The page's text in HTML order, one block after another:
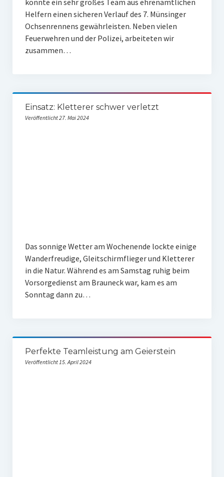
Helfern einen sicheren Verlauf des 7. Münsinger
Ochsenrennens gewährleisten. Neben vielen
Feuerwehren und der Polizei, arbeiteten wir
zusammen…
Einsatz: Kletterer schwer verletzt
Veröffentlicht 27. Mai 2024
Das sonnige Wetter am Wochenende lockte einige
Wanderfreudige, Gleitschirmflieger und Kletterer
in die Natur. Während es am Samstag ruhig beim
Vorsorgedienst am Brauneck war, kam es am
Sonntag dann zu…
Perfekte Teamleistung am Geierstein
Veröffentlicht 15. April 2024